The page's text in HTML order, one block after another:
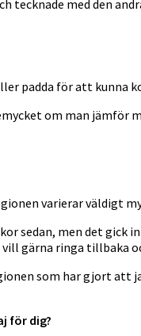
tecknade med den
padda för att kunna
om man jämför
varierar väldigt
sedan, men det gick
gärna ringa tillbaka
som har gjort
för dig?